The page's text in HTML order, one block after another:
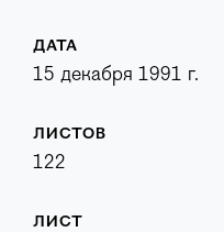
ДАТА
15 декабря 1991 г.
ЛИСТОВ
122
ЛИСТ